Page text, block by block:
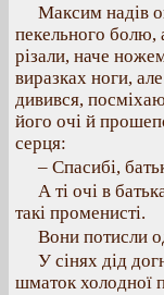
Максим надів
пекельного болю,
різали, наче
виразках ноги,
дивився,
його очі й
серця:
– Спасибі,
А ті очі в
такі променисті.
Вони потисли
У сінях дід
шматок холодної